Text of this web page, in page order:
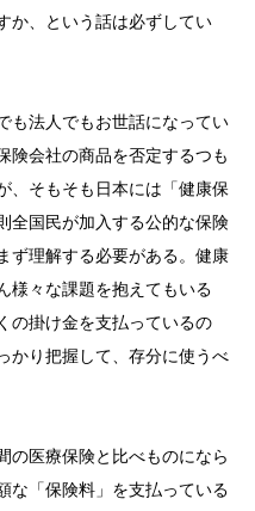
か、という話は必ずしてい
も法人でもお世話になってい
険会社の商品を否定するつも
、そもそも日本には「健康保
全国民が加入する公的な保険
ず理解する必要がある。健康
様々な課題を抱えてもいる
の掛け金を支払っているの
かり把握して、存分に使うべ
の医療保険と比べものになら
な「保険料」を支払っている